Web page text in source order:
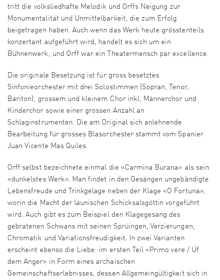
tritt die volksliedhafte Melodik und Orffs Neigung zur
Monumentalität und Unmittelbarkeit, die zum Erfolg
beigetragen haben. Auch wenn das Werk heute grösstenteils
konzertant aufgeführt wird, handelt es sich um ein
Bühnenwerk, und Orff war ein Theatermensch par excellence.
Die originale Besetzung ist für gross besetztes
Sinfonieorchester mit drei Solostimmen (Sopran, Tenor,
Bariton), grossem und kleinem Chor inkl. Männerchor und
Kinderchor sowie einer grossen Anzahl an
Schlaginstrumenten. Die am Original sich anlehnende
Bearbeitung für grosses Blasorchester stammt vom Spanier
Juan Vicente Mas Quiles.
Orff selbst bezeichnete einmal die «Carmina Burana» als sein
«dunkelstes Werk». Man findet in den Gesängen ungebändigte
Lebensfreude und Trinkgelage neben der Klage «O Fortuna»,
worin die Macht der launischen Schicksalsgöttin vorgeführt
wird. Auch gibt es zum Beispiel den Klagegesang des
gebratenen Schwans mit seinen Sprüingen, Verzierungen,
Chromatik und Variationsfreudigkeit. In zwei Varianten
erscheint ebenso die Liebe: im ersten Teil «Primo vere / Uf
dem Anger» in Form eines archaischen
Gemeinschaftserlebnisses, dessen Allgemeingültigkeit sich in